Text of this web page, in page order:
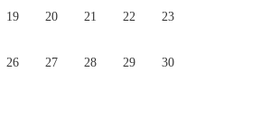
19 20 21 22 23
26 27 28 29 30